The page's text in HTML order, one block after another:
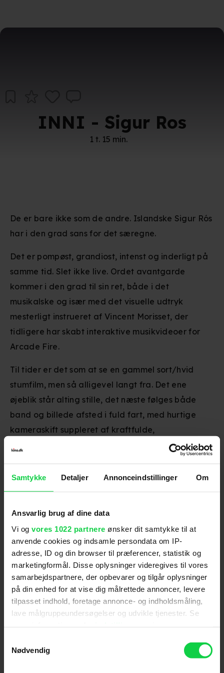
Samtykke Detaljer Annonceindstillinger Om
Ansvarlig brug af dine data
Vi og vores 1022 partnere ønsker dit samtykke til at
anvende cookies og indsamle persondata om IP-
adresse, ID og din browser til præferencer, statistik og
marketingformål. Disse oplysninger videregives til vores
samarbejdspartnere, der opbevarer og tilgår oplysninger
på din enhed for at vise dig målrettede annoncer, levere
tilpasset indhold, foretage annonce- og indholdsmåling,
lave målgruppeundersøgelser og udvikle tjenester. Se
tilbage eller ændre indstillinger fra vores
"Cookiedeklaration", eller ved at trykke på "Privacy
Nødvendig
INNI - Sigur Ros
1 t. 15 min.
De er bare ikke som de andre. Islandske Sigur Rós
har i den grad sans for det særegne.
Det er pompøst, grandiost, intenst og inderligt på
samme tid. Slet ikke live. Ordet avantgarde
kommer i den grad til sin ret, både i det
musikalske og især med det visuelle udtryk
mesterligt instrueret af Vincent Morisset, der
tidligere har skabt interaktive musikvideoer for
Arcade Fire.
Til tider er det som at se en gammel sort/hvid
stumfilm, men så alligevel langt fra. Det ene
øjeblik står alting stille, det næste følges både
band og billede afsted i fuld fart, med hurtige
kameraskift suppleret af kraftfulde,
overvældende toner fra den islandske kvintet.
enkelte små indslag med bandet og finurlige
gamle kreative børnetime med Jørgen Clevin.
Bandet startede som en trio tilbage i 1994. Nu er
de en kvintet, der i år udgiver deres 8. plade. De
har hevet det bedste frem fra deres imponerende
bagkatalog, og selvom man har set Sigur Rós live
før, så gør man det gerne igen.
Man bliver suget ind i det her intense univers af
patetisk, så forvent omfattende gåsehud, for det